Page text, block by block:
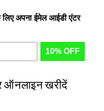
अपना ईमेल आईडी एंटर
10% OFF
ऑनलाइन खरीदें